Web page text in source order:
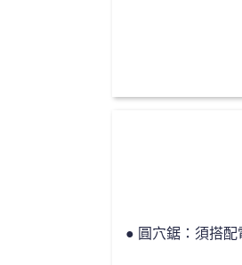
● 圓穴鋸：須搭配電鑽使用，如 HITACHI 三分電鑽 D10VST ● 階梯鑽：只要是電鑽、6角快拆的電